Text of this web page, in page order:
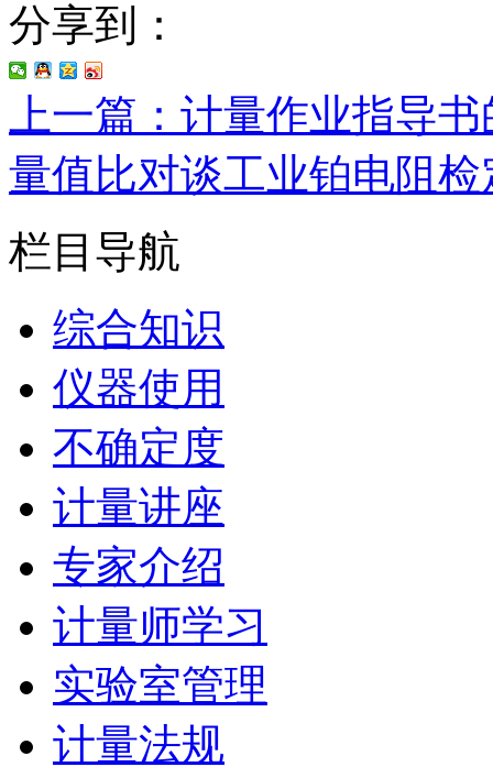
分享到：
上一篇：计量作业指导
量值比对谈工业铂电阻
栏目导航
综合知识
仪器使用
不确定度
计量讲座
专家介绍
计量师学习
实验室管理
计量法规